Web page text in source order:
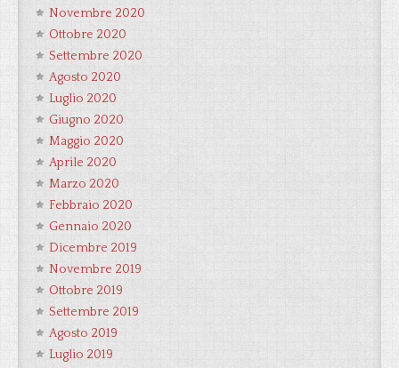
Novembre 2020
Ottobre 2020
Settembre 2020
Agosto 2020
Luglio 2020
Giugno 2020
Maggio 2020
Aprile 2020
Marzo 2020
Febbraio 2020
Gennaio 2020
Dicembre 2019
Novembre 2019
Ottobre 2019
Settembre 2019
Agosto 2019
Luglio 2019